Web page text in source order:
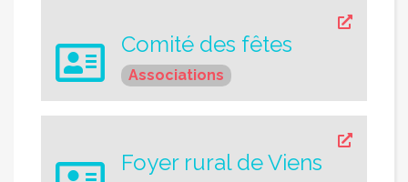
Comité des fêtes
Associations
Foyer rural de Viens